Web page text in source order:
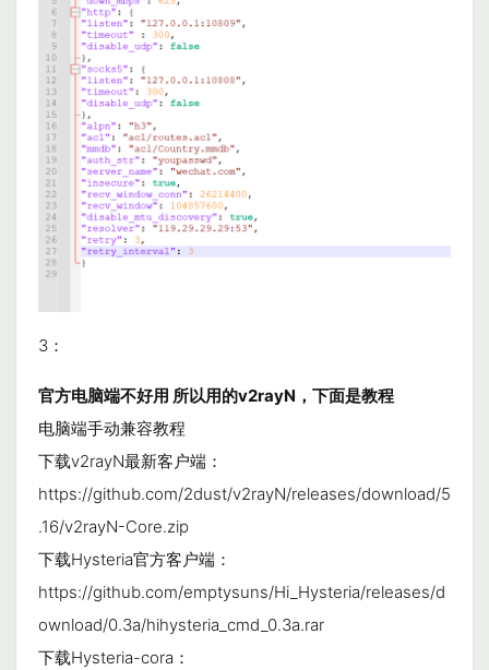
3：
官方电脑端不好用 所以用的v2rayN，下面是教程
电脑端手动兼容教程
下载v2rayN最新客户端：
https://github.com/2dust/v2rayN/releases/download/5
.16/v2rayN-Core.zip
下载Hysteria官方客户端：
https://github.com/emptysuns/Hi_Hysteria/releases/d
ownload/0.3a/hihysteria_cmd_0.3a.rar
下载Hysteria-cora：